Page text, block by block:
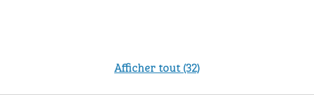
Afficher tout (32)